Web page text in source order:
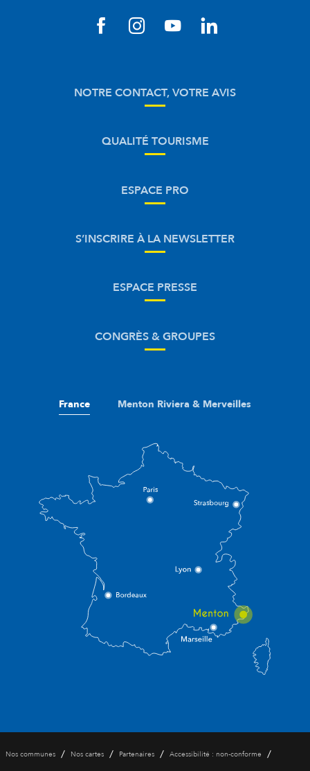
NOTRE CONTACT, VOTRE AVIS
QUALITÉ TOURISME
ESPACE PRO
S’INSCRIRE À LA NEWSLETTER
ESPACE PRESSE
CONGRÈS & GROUPES
France Menton Riviera & Merveilles
Nos communes / Nos cartes / Partenaires / Accessibilité : non-conforme /